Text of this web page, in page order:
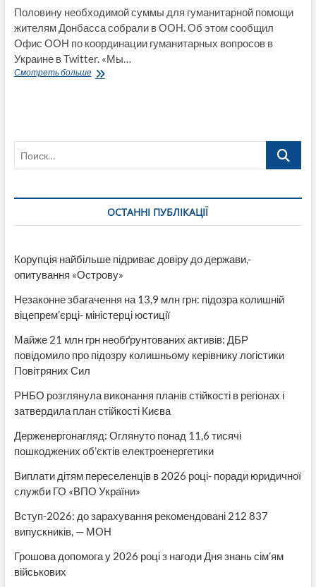
Луганской
области
для
доставки
гуманитарной
помощи
Половину необходимой суммы для гуманитарной помощи
жителям Донбасса собрали в ООН. Об этом сообщил
Офис ООН по координации гуманитарных вопросов в
Украине в Twitter. «Мы…
Смотреть большеВ
Донбасса
Поиск…
ОСТАННІ ПУБЛІКАЦІЇ
Корупція найбільше підриває довіру до держави,-
опитування «Острову»
Незаконне збагачення на 13,9 млн грн: підозра колишній
віцепрем’єрці- міністерці юстиції
Майже 21 млн грн необґрунтованих активів: ДБР
повідомило про підозру колишньому керівнику логістики
Повітряних Сил
РНБО розглянула виконання планів стійкості в регіонах і
затвердила план стійкості Києва
Держенергонагляд: Оглянуто понад 11,6 тисячі
пошкоджених об’єктів електроенергетики
Виплати дітям переселенців в 2026 році- поради юридичної
служби ГО «ВПО України»
Вступ-2026: до зарахування рекомендовані 212 837
випускників, — МОН
Грошова допомога у 2026 році з нагоди Дня знань сім’ям
військових